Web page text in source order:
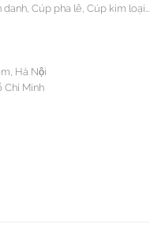
Cúp pha lê, Cúp kim loại…
Hà Nội
Chí Minh